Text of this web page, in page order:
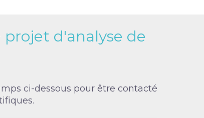
d'analyse de
ci-dessous pour être contacté